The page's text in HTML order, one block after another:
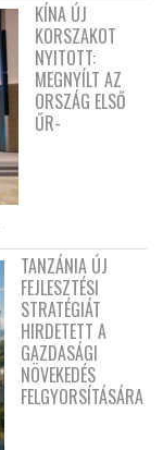
KÍNA ÚJ
KORSZAKOT
NYITOTT:
MEGNYÍLT AZ
ORSZÁG ELSŐ
ŰR-
TANZÁNIA ÚJ
FEJLESZTÉSI
STRATÉGIÁT
HIRDETETT A
GAZDASÁGI
NÖVEKEDÉS
FELGYORSÍTÁSÁRA